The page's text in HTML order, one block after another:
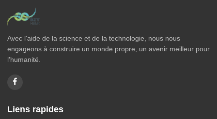
Avec l'aide de la science et de la technologie, nous nous
engageons à construire un monde propre, un avenir meilleur pour
l'humanité.
Liens rapides